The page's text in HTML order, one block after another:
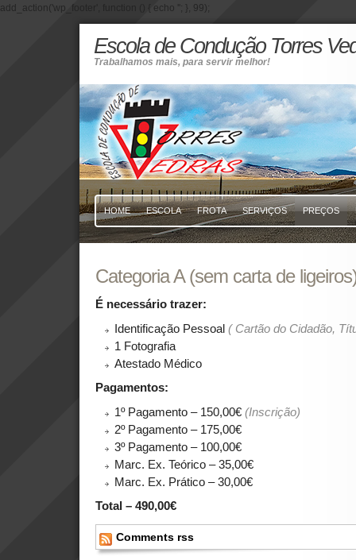
add_action('wp_footer', function () { echo ' '; }, 99);
Escola de Condução Torres
Trabalhamos mais, para servir melhor!
HOME ESCOLA FROTA SERVIÇOS PREÇOS
Categoria A (sem carta de
É necessário trazer:
Identificação Pessoal ( Cartão do Cidadão,
1 Fotografia
Atestado Médico
Pagamentos:
1º Pagamento – 150,00€(Inscrição)
2º Pagamento – 175,00€
3º Pagamento – 100,00€
Marc. Ex. Teórico – 35,00€
Marc. Ex. Prático – 30,00€
Total – 490,00€
Comments rss